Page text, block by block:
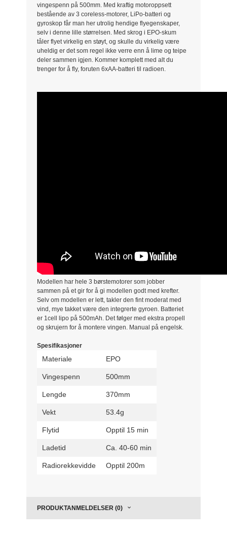
vingespenn på 500mm. Med kraftig motoroppsett
bestående av 3 coreless-motorer, LiPo-batteri og
gyroskop får man her utrolig hendige flyegenskaper,
selv i denne lille størrelsen. Med skrog i EPO-skum
tåler flyet virkelig en støyt, og skulle du virkelig være
uheldig er det som regel ikke verre enn å lime og teipe
deler sammen igjen. Kommer komplett med alt du
trenger for å fly, foruten 6xAA-batteri til radioen.
Modellen har hele 3 børstemotorer som jobber
sammen på et gir for å gi modellen godt med krefter.
Selv om modellen er lett, takler den fint moderat med
vind, mye takket være den integrerte gyroen. Batteriet
er 1cell lipo på 500mAh. Det følger med ekstra propell
og skrujern for å montere vingen. Manual på engelsk.
Spesifikasjoner
Materiale EPO
Vingespenn 500mm
Lengde 370mm
Vekt 53.4g
Flytid Opptil 15 min
Ladetid Ca. 40-60 min
Radiorekkevidde Opptil 200m
PRODUKTANMELDELSER (0)